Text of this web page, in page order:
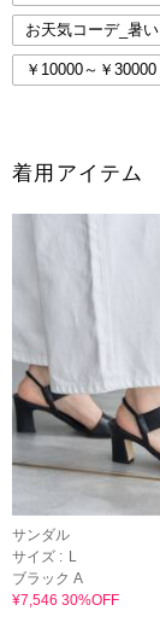
お天気コーデ_暑い
￥10000～￥30000
着用アイテム
サンダル
サイズ : L
ブラック A
¥7,546 30%OFF